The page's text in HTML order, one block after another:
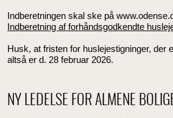
Indberetningen skal ske på
Indberetning af forhåndsgodkendte
Husk, at fristen for huslejestigninger, der
altså er d. 28 februar 2026.
NY LEDELSE FOR ALMENE